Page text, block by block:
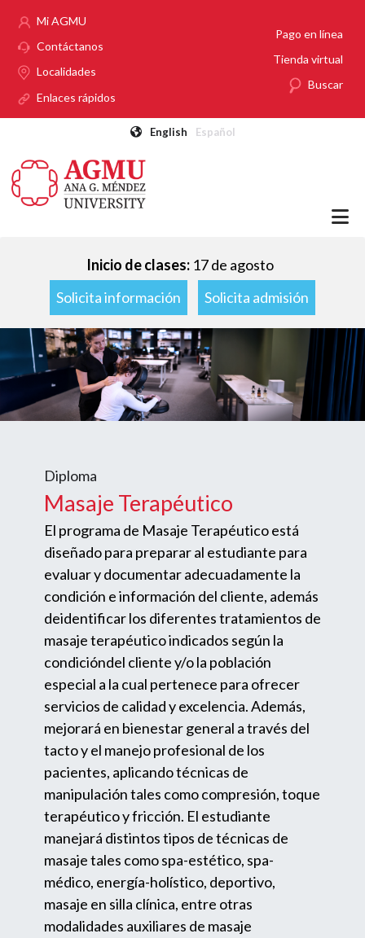
Mi AGMU
Contáctanos
Localidades
Enlaces rápidos
Pago en línea
Tienda virtual
Buscar
English Español
Inicio de clases: 17 de agosto
Solicita información
Solicita admisión
Diploma
Masaje Terapéutico
El programa de Masaje Terapéutico está
diseñado para preparar al estudiante para
evaluar y documentar adecuadamente la
condición e información del cliente, además
deidentificar los diferentes tratamientos de
masaje terapéutico indicados según la
condicióndel cliente y/o la población
especial a la cual pertenece para ofrecer
servicios de calidad y excelencia. Además,
mejorará en bienestar general a través del
tacto y el manejo profesional de los
pacientes, aplicando técnicas de
manipulación tales como compresión, toque
terapéutico y fricción. El estudiante
manejará distintos tipos de técnicas de
masaje tales como spa-estético, spa-
médico, energía-holístico, deportivo,
masaje en silla clínica, entre otras
modalidades auxiliares de masaje